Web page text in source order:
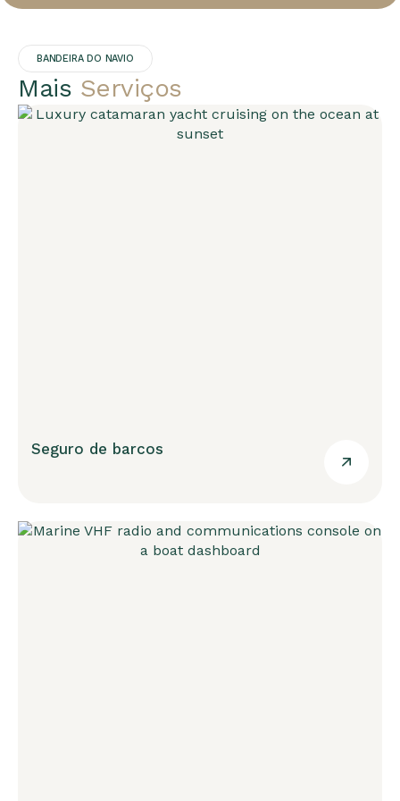
s
1
BANDEIRA DO NAVIO
Mais Serviços
Seguro de barcos